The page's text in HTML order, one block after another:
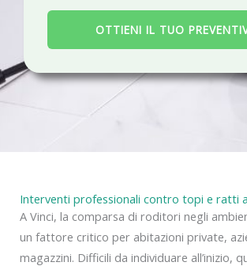
ii
a
c
OTTIENI IL TUO
Interventi professionali contro topi e ratti
A Vinci, la comparsa di roditori negli
un fattore critico per abitazioni private,
magazzini. Difficili da individuare all’inizio,